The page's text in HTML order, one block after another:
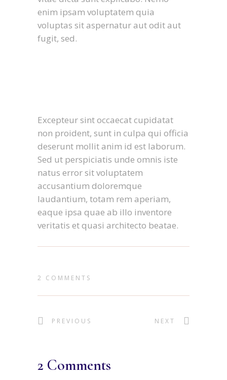
enim ipsam voluptatem quia
voluptas sit aspernatur aut odit aut
fugit, sed.
Excepteur sint occaecat cupidatat
non proident, sunt in culpa qui officia
deserunt mollit anim id est laborum.
Sed ut perspiciatis unde omnis iste
natus error sit voluptatem
accusantium doloremque
laudantium, totam rem aperiam,
eaque ipsa quae ab illo inventore
veritatis et quasi architecto beatae.
2 COMMENTS
PREVIOUS NEXT
2 Comments